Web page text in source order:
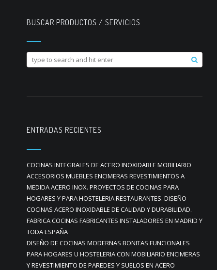
BUSCAR PRODUCTOS / SERVICIOS
ENTRADAS RECIENTES
COCINAS INTEGRALES DE ACERO INOXIDABLE MOBILIARIO
ACCESORIOS MUEBLES ENCIMERAS REVESTIMIENTOS A
MEDIDA ACERO INOX. PROYECTOS DE COCINAS PARA
HOGARES Y PARA HOSTELERIA RESTAURANTES. DISEÑO
COCINAS ACERO INOXIDABLE DE CALIDAD Y DURABILIDAD.
FABRICA COCINAS FABRICANTES INSTALADORES EN MADRID Y
TODA ESPAÑA
DISEÑO DE COCINAS MODERNAS BONITAS FUNCIONALES
PARA HOGARES U HOSTELERIA CON MOBILIARIO ENCIMERAS
Y REVESTIMIENTO DE PAREDES Y SUELOS EN ACERO